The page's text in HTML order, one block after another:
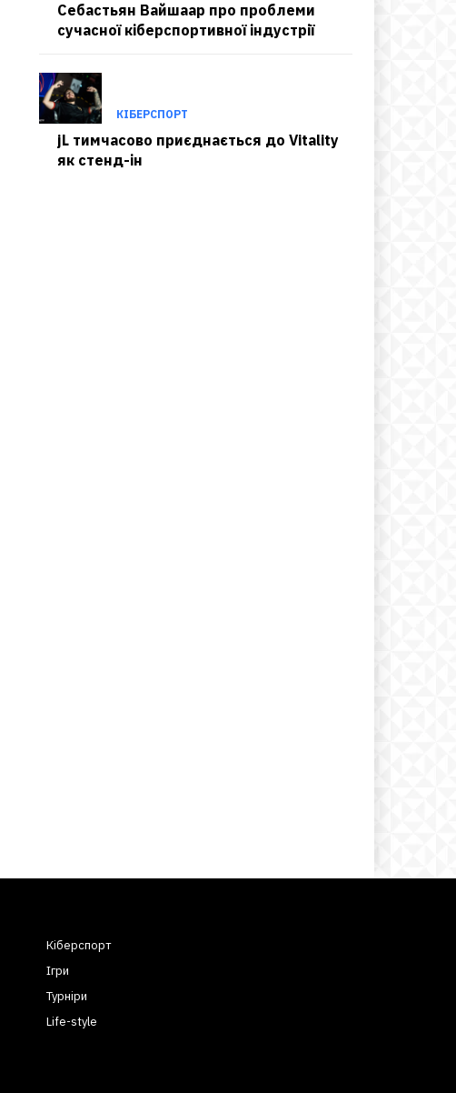
Себастьян Вайшаар про проблеми
сучасної кіберспортивної індустрії
КІБЕРСПОРТ
jL тимчасово приєднається до Vitality
як стенд-ін
Кіберспорт
Ігри
Турніри
Life-style